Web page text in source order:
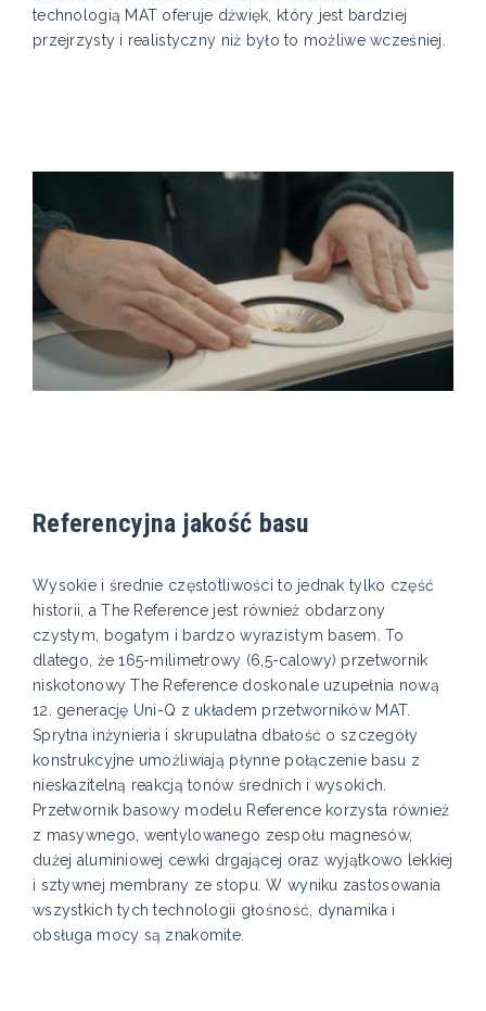
technologią MAT oferuje dźwięk, który jest bardziej
przejrzysty i realistyczny niż było to możliwe wcześniej.
Referencyjna jakość basu
Wysokie i średnie częstotliwości to jednak tylko część
historii, a The Reference jest również obdarzony
czystym, bogatym i bardzo wyrazistym basem. To
dlatego, że 165-milimetrowy (6,5-calowy) przetwornik
niskotonowy The Reference doskonale uzupełnia nową
12. generację Uni-Q z układem przetworników MAT.
Sprytna inżynieria i skrupulatna dbałość o szczegóły
konstrukcyjne umożliwiają płynne połączenie basu z
nieskazitelną reakcją tonów średnich i wysokich.
Przetwornik basowy modelu Reference korzysta również
z masywnego, wentylowanego zespołu magnesów,
dużej aluminiowej cewki drgającej oraz wyjątkowo lekkiej
i sztywnej membrany ze stopu. W wyniku zastosowania
wszystkich tych technologii głośność, dynamika i
obsługa mocy są znakomite.